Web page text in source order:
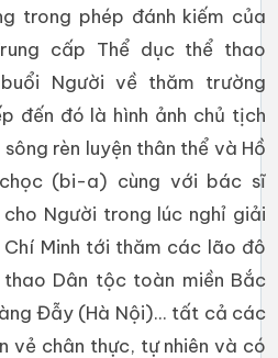
trong phép đánh kiếm của
cấp Thể dục thể thao
Người về thăm trường
đến đó là hình ảnh chủ tịch
rèn luyện thân thể và Hồ
(bi-a) cùng với bác sĩ
Người trong lúc nghỉ giải
Minh tới thăm các lão đô
Dân tộc toàn miền Bắc
Đẫy (Hà Nội)... tất cả các
vẻ chân thực, tự nhiên và có